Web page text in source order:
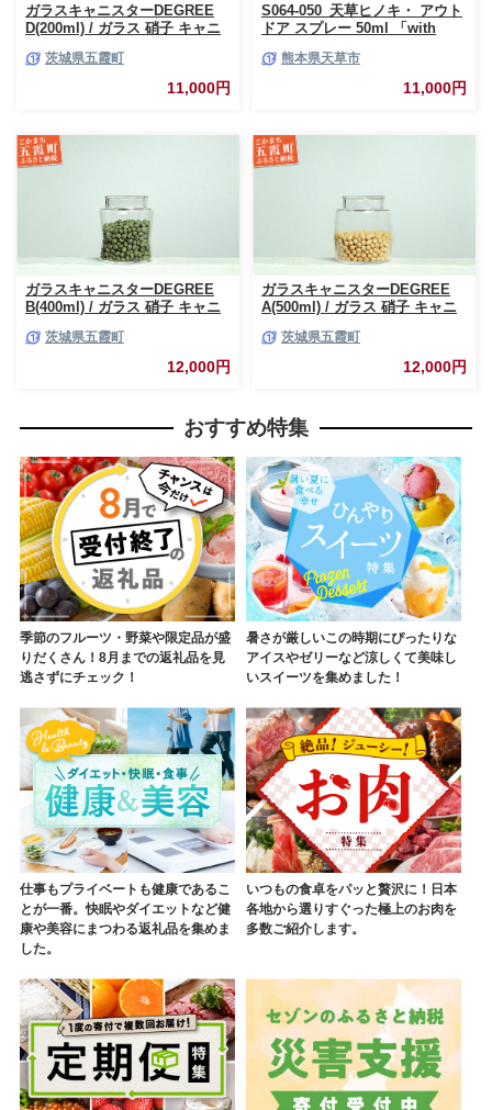
ガラスキャニスターDEGREE
D(200ml) / ガラス 硝子 キャニ
耐熱 一生もの 職人 こだわり
JIDA デザインミュージアムセ
レクション 茨城県 五霞町
茨城県五霞町
11,000円
S064-050_天草ヒノキ・ アウト
ドア スプレー 50ml 「with
熊本県天草市
11,000円
ガラスキャニスターDEGREE
B(400ml) / ガラス 硝子 キャニ
耐熱 一生もの 職人 こだわり
JIDA デザインミュージアムセ
レクション 茨城県 五霞町
茨城県五霞町
12,000円
ガラスキャニスターDEGREE
A(500ml) / ガラス 硝子 キャニ
耐熱 一生もの 職人 こだわり
JIDA デザインミュージアムセ
レクション 茨城県 五霞町
茨城県五霞町
12,000円
おすすめ特集
季節のフルーツ・野菜や限定品が盛
りだくさん！8月までの返礼品を見
逃さずにチェック！
暑さが厳しいこの時期にぴったりな
アイスやゼリーなど涼しくて美味し
いスイーツを集めました！
仕事もプライベートも健康であるこ
とが一番。快眠やダイエットなど健
康や美容にまつわる返礼品を集めま
した。
いつもの食卓をパッと贅沢に！日本
各地から選りすぐった極上のお肉を
多数ご紹介します。